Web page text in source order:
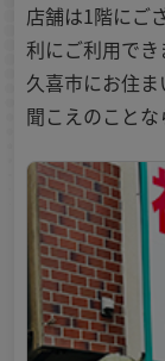
店舗は1階にご
利にご利用でき
久喜市にお住ま
聞こえのことな